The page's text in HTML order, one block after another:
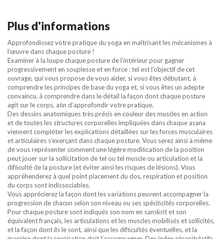
Plus d'informations
Approfondissez votre pratique du yoga en maîtrisant les mécanismes à
l’œuvre dans chaque posture !
Examiner à la loupe chaque posture de l’intérieur pour gagner
progressivement en souplesse et en force : tel est l’objectif de cet
ouvrage, qui vous propose de vous aider, si vous êtes débutant, à
comprendre les principes de base du yoga et, si vous êtes un adepte
convaincu, à comprendre dans le détail la façon dont chaque posture
agit sur le corps, aﬁn d’approfondir votre pratique.
Des dessins anatomiques très précis en couleur des muscles en action
et de toutes les structures corporelles impliquées dans chaque asana
viennent compléter les explications détaillées sur les forces musculaires
et articulaires s’exerçant dans chaque posture. Vous serez ainsi à même
de vous représenter comment une légère modiﬁcation de la position
peut jouer sur la sollicitation de tel ou tel muscle ou articulation et la
difﬁculté de la posture (et éviter ainsi les risques de lésions). Vous
appréhenderez à quel point placement du dos, respiration et position
du corps sont indissociables.
Vous apprécierez la façon dont les variations peuvent accompagner la
progression de chacun selon son niveau ou ses spéciﬁcités corporelles.
Pour chaque posture sont indiqués son nom en sanskrit et son
équivalent français, les articulations et les muscles mobilisés et sollicités,
et la façon dont ils le sont, ainsi que les difﬁcultés éventuelles, et la